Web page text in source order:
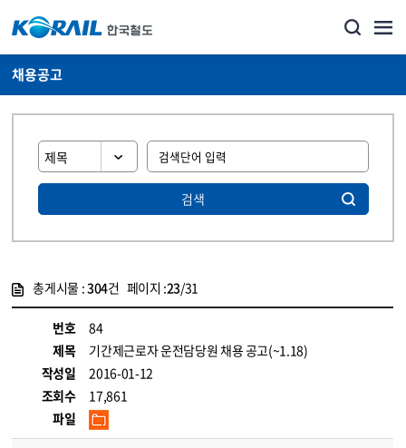
채용공고
검색
총게시물 :304건 페이지 :23/31
번호
84
제목
기간제근로자 운전담당원 채용 공고(~1.18)
작성일
2016-01-12
조회수
17,861
파일